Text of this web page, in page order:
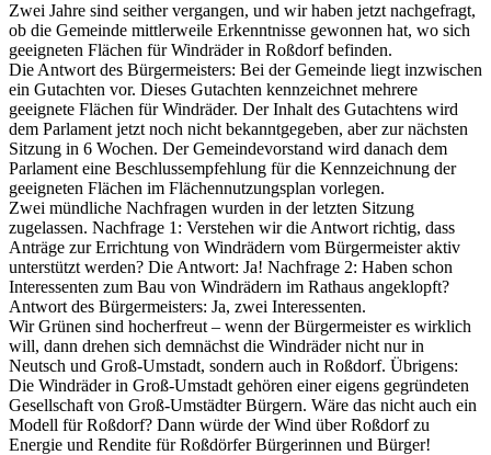
Zwei Jahre sind seither vergangen, und wir haben jetzt nachgefragt,
ob die Gemeinde mittlerweile Erkenntnisse gewonnen hat, wo sich
geeigneten Flächen für Windräder in Roßdorf befinden.
Die Antwort des Bürgermeisters: Bei der Gemeinde liegt inzwischen
ein Gutachten vor. Dieses Gutachten kennzeichnet mehrere
geeignete Flächen für Windräder. Der Inhalt des Gutachtens wird
dem Parlament jetzt noch nicht bekanntgegeben, aber zur nächsten
Sitzung in 6 Wochen. Der Gemeindevorstand wird danach dem
Parlament eine Beschlussempfehlung für die Kennzeichnung der
geeigneten Flächen im Flächennutzungsplan vorlegen.
Zwei mündliche Nachfragen wurden in der letzten Sitzung
zugelassen. Nachfrage 1: Verstehen wir die Antwort richtig, dass
Anträge zur Errichtung von Windrädern vom Bürgermeister aktiv
unterstützt werden? Die Antwort: Ja! Nachfrage 2: Haben schon
Interessenten zum Bau von Windrädern im Rathaus angeklopft?
Antwort des Bürgermeisters: Ja, zwei Interessenten.
Wir Grünen sind hocherfreut – wenn der Bürgermeister es wirklich
will, dann drehen sich demnächst die Windräder nicht nur in
Neutsch und Groß-Umstadt, sondern auch in Roßdorf. Übrigens:
Die Windräder in Groß-Umstadt gehören einer eigens gegründeten
Gesellschaft von Groß-Umstädter Bürgern. Wäre das nicht auch ein
Modell für Roßdorf? Dann würde der Wind über Roßdorf zu
Energie und Rendite für Roßdörfer Bürgerinnen und Bürger!